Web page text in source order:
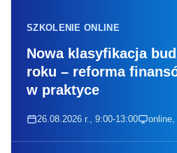
SZKOLENIE ONLINE
Nowa klasyfikacja
roku – reforma
w praktyce
26.08.2026 r., 9:00-13:00